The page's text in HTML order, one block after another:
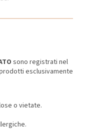
sono registrati nel
esclusivamente
o vietate.